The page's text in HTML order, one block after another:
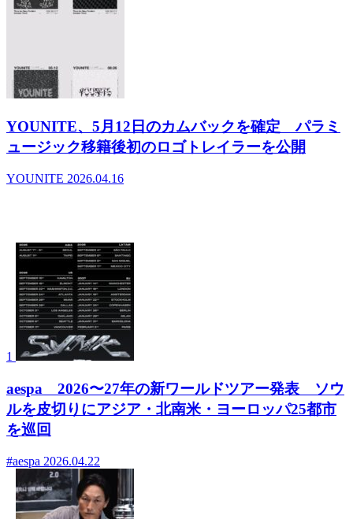
YOUNITE、5月12日のカムバックを確定 パラミ
ュージック移籍後初のロゴトレイラーを公開
YOUNITE 2026.04.16
1
aespa 2026〜27年の新ワールドツアー発表 ソウ
ルを皮切りにアジア・北南米・ヨーロッパ25都市
を巡回
#aespa 2026.04.22